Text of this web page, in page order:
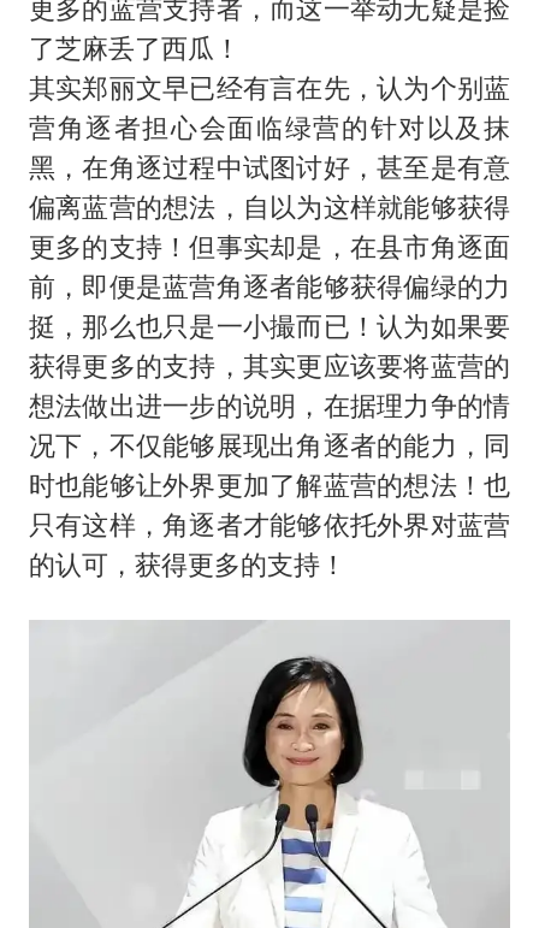
更多的蓝营支持者，而这一举动无疑是捡
了芝麻丢了西瓜！
其实郑丽文早已经有言在先，认为个别蓝
营角逐者担心会面临绿营的针对以及抹
黑，在角逐过程中试图讨好，甚至是有意
偏离蓝营的想法，自以为这样就能够获得
更多的支持！但事实却是，在县市角逐面
前，即便是蓝营角逐者能够获得偏绿的力
挺，那么也只是一小撮而已！认为如果要
获得更多的支持，其实更应该要将蓝营的
想法做出进一步的说明，在据理力争的情
况下，不仅能够展现出角逐者的能力，同
时也能够让外界更加了解蓝营的想法！也
只有这样，角逐者才能够依托外界对蓝营
的认可，获得更多的支持！